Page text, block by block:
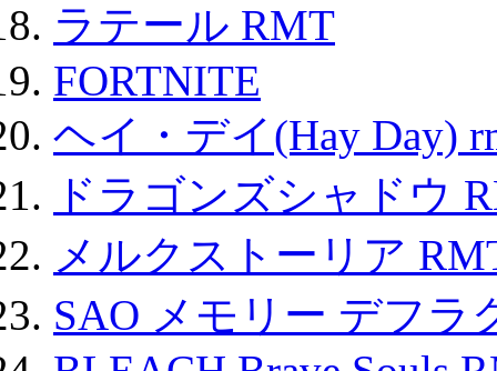
ラテール RMT
FORTNITE
ヘイ・デイ(Hay Day)
ドラゴンズシャドウ
メルクストーリア
SAO メモリー デフラ